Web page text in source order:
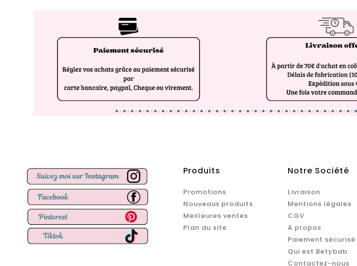
Produits
Promotions
Nouveaux produits
Meilleures ventes
Plan du site
Notre Société
Livraison
Mentions légales
CGV
A propos
Paiement sécurisé
Qui est Betybab
Contactez-nous